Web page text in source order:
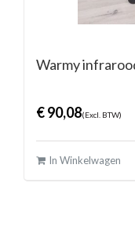
Warmy
€90,08(Excl. BTW)
In Winkelwagen